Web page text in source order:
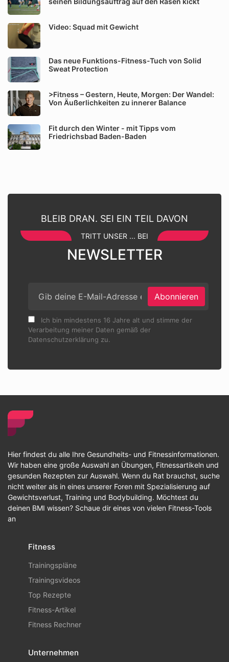
Video: Squad mit Gewicht
Das neue Funktions-Fitness-Tuch von Solid
Sweat Protection
>Fitness – Gestern, Heute, Morgen: Der Wandel:
Von Äußerlichkeiten zu innerer Balance
Fit durch den Winter - mit Tipps vom
Friedrichsbad Baden-Baden
BLEIB DRAN. SEI EIN TEIL DAVON
TRITT UNSER ... BEI
NEWSLETTER
Abonnieren
Ich bin mindestens 16 Jahre alt und stimme der
Verarbeitung meiner Daten gemäß der
Datenschutzerklärung zu.
Hier findest du alle Ihre Gesundheits- und Fitnessinformationen.
Wir haben eine große Auswahl an Übungen, Fitnessartikeln und
gesunden Rezepten zur Auswahl. Wenn du Rat brauchst, suche
nicht weiter als in eines unserer Foren mit Spezialisierung auf
Gewichtsverlust, Training und Bodybuilding. Möchtest du
deinen BMI wissen? Schaue dir eines von vielen Fitness-Tools
an
Fitness
Trainingspläne
Trainingsvideos
Top Rezepte
Fitness-Artikel
Fitness Rechner
Unternehmen